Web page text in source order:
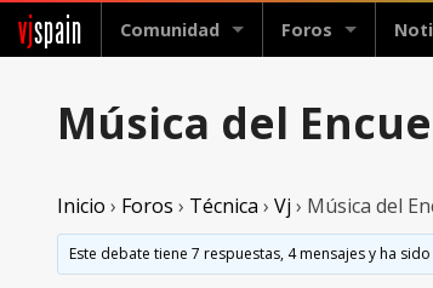
vjspain Comunidad Foros
Música del
Inicio › Foros › Técnica › Vj › Música del
Este debate tiene 7 respuestas, 4 mensajes y ha